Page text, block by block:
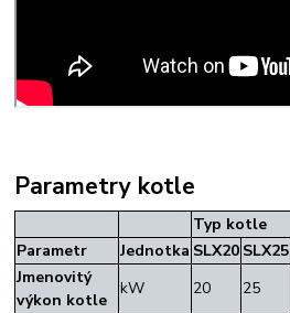
Parametry kotle
Typ kotle
Parametr
Jednotka SLX20 SLX25
Jmenovitý
výkon kotle
kW 20 25